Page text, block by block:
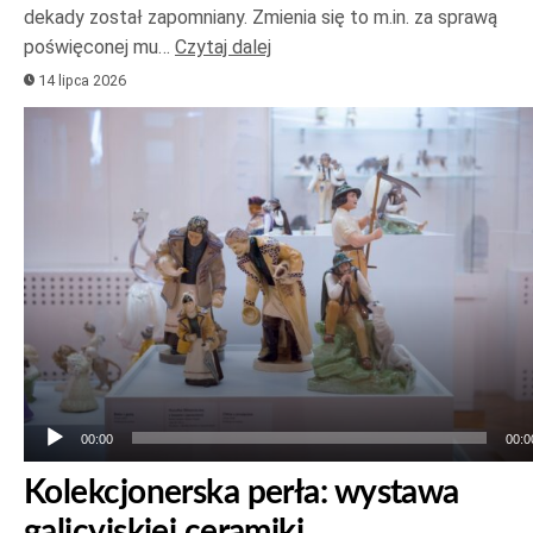
dekady został zapomniany. Zmienia się to m.in. za sprawą
poświęconej mu… Czytaj dalej
14 lipca 2026
Odtwarzacz
00:00
Kolekcjonerska perła: wystawa